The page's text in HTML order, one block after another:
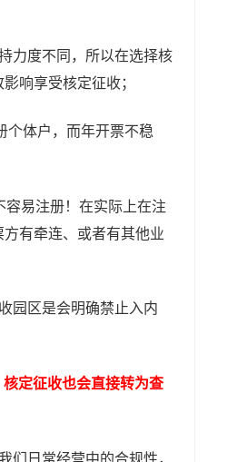
力度不同，所以在选择核
响享受核定征收；
个体户，而年开票不稳
容易注册！在实际上在注
有牵连、或者有其他业
园区是会明确禁止入内
定征收也会直接转为查
们日常经营中的合规性，